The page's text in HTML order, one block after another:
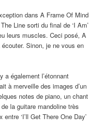
dans A Frame Of Mind
Line sorti du final de ‘I Am’
leurs muscles. Ceci posé, A
Sinon, je ne vous en
a également l’étonnant
à merveille des images d’un
notes de piano, un chant
la guitare mandoline très
‘I’ll Get There One Day’